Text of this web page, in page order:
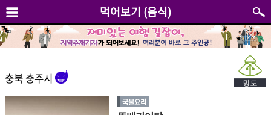
먹어보기 (음식)
충북 충주시
국물요리